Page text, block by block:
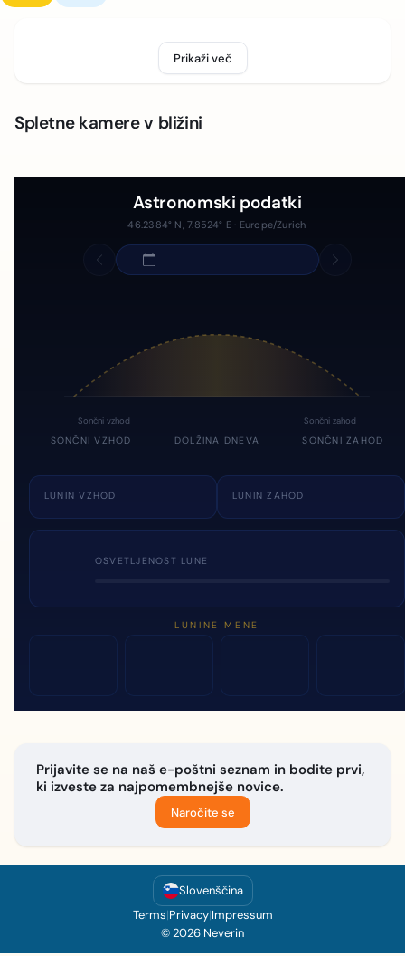
Prikaži več
Spletne kamere v bližini
Astronomski podatki
46.2384° N, 7.8524° E · Europe/Zurich
Sončni vzhod Sončni zahod
SONČNI VZHOD DOLŽINA DNEVA SONČNI ZAHOD
LUNIN VZHOD LUNIN ZAHOD
OSVETLJENOST LUNE
LUNINE MENE
Prijavite se na naš e-poštni seznam in bodite prvi,
ki izveste za najpomembnejše novice.
Naročite se
Slovenščina
Terms|Privacy|Impressum
© 2026 Neverin